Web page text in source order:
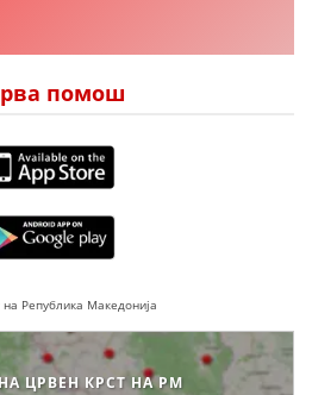
помош
на Република Македонија
ЦРВЕН КРСТ НА РМ